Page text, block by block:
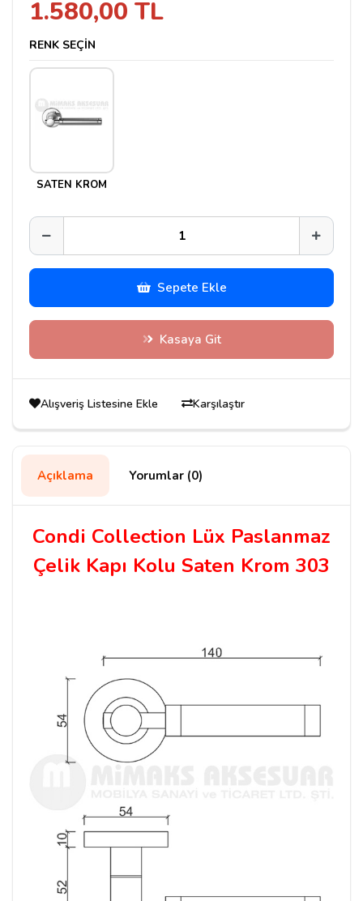
1.580,00 TL
RENK SEÇİN
SATEN KROM
Sepete Ekle
Kasaya Git
Alışveriş Listesine Ekle Karşılaştır
Açıklama Yorumlar (0)
Condi Collection Lüx Paslanmaz
Çelik Kapı Kolu Saten Krom 303